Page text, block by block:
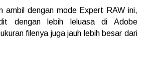
ambil dengan mode Expert RAW ini,
dengan lebih leluasa di Adobe
filenya juga jauh lebih besar dari